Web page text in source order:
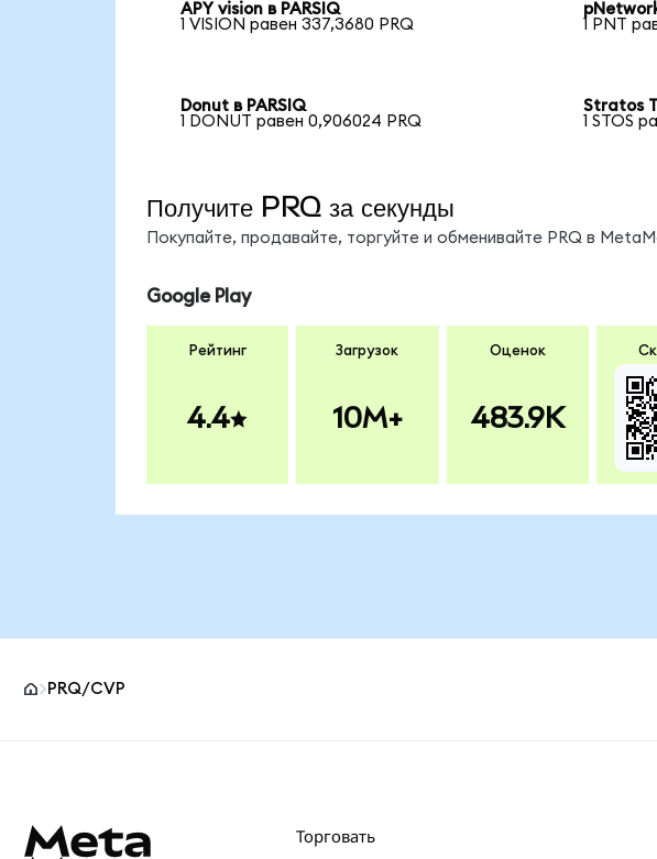
APY vision в PARSIQ
1 VISION равен 337,3680 PRQ
1 PNT
Donut в PARSIQ
1 DONUT равен 0,906024 PRQ
Stratos
1 STOS
Получите PRQ за секунды
Покупайте, продавайте, торгуйте и обменивайте PRQ в
Google Play
Рейтинг
4.4
Загрузок
10M+
Оценок
483.9K
PRQ/CVP
Торговать